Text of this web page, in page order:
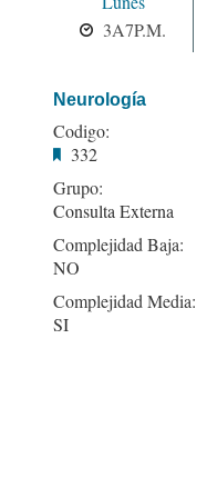
3A7P.M.
Neurología
Codigo:
332
Grupo:
Consulta Externa
Complejidad Baja:
NO
Complejidad Media:
SI